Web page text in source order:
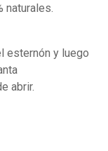
naturales.
esternón y luego
abrir.